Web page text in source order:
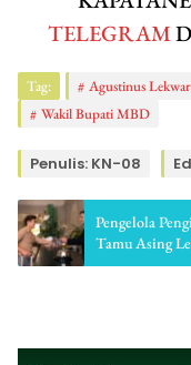
TELEGRAM
Tag: Agustinus
Wakil Bupati MBD
Penulis: KN-08
Pengelola
Tamu Asing